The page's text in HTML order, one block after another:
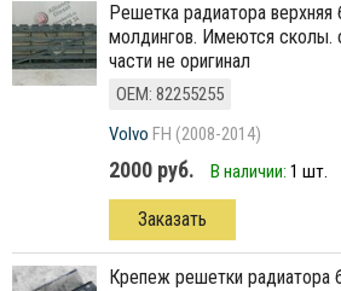
решетка радиатора верхняя б/у \ Б/П Без
молдингов. Имеются сколы.
части не оригинал
ОЕМ: 82255255
Volvo FH (2008-2014)
2000 руб. В наличии: 1 шт.
Заказать
крепеж решетки радиатора